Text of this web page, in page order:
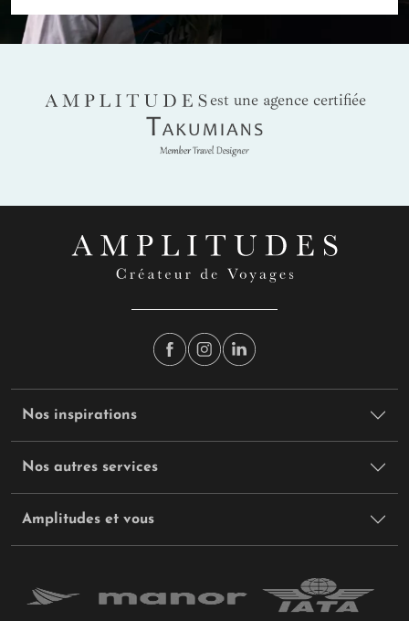
AMPLITUDES
est une agence certifiée
Takumians
Nos inspirations
Nos autres services
Amplitudes et vous